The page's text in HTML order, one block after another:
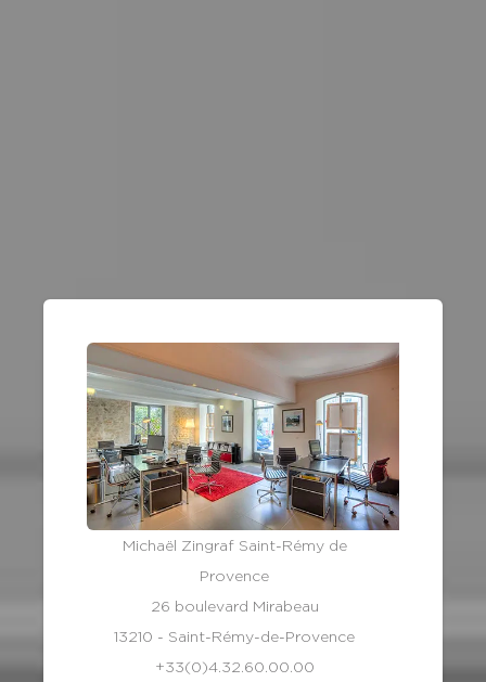
Michaël Zingraf Saint-Rémy de
Provence
26 boulevard Mirabeau
13210 - Saint-Rémy-de-Provence
+33(0)4.32.60.00.00